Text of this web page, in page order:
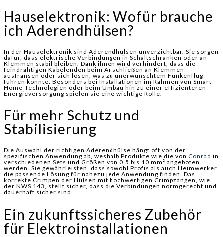
Hauselektronik: Wofür brauche
ich Aderendhülsen?
In der Hauselektronik sind Aderendhülsen unverzichtbar. Sie sorgen
dafür, dass elektrische Verbindungen in Schaltschränken oder an
Klemmen stabil bleiben. Dank ihnen wird verhindert, dass die
feindrähtigen Kabelenden beim Anschließen an Klemmen
ausfransen oder sich lösen, was zu unerwünschtem Funkenflug
führen könnte. Besonders bei Installationen im Rahmen von Smart-
Home-Technologien oder beim Umbau hin zu einer effizienteren
Energieversorgung spielen sie eine wichtige Rolle.
Für mehr Schutz und
Stabilisierung
Die Auswahl der richtigen Aderendhülse hängt oft von der
spezifischen Anwendung ab, weshalb Produkte wie die von Conrad in
verschiedenen Sets und Größen von 0,5 bis 10 mm² angeboten
werden. Sie gewährleisten, dass sowohl Profis als auch Heimwerker
die passende Lösung für nahezu jede Anwendung finden. Das
korrekte Crimpen der Hülsen mit hochwertigen Crimpzangen, wie
der NWS 143, stellt sicher, dass die Verbindungen normgerecht und
dauerhaft sicher sind.
Ein zukunftssicheres Zubehör
für Elektroinstallationen